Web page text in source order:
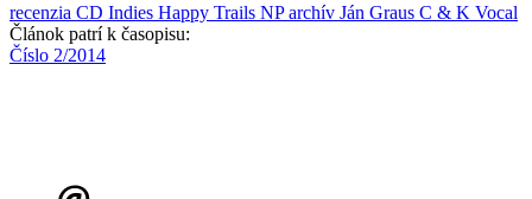
recenzia CD Indies Happy Trails NP archív Ján Graus C & K Vocal
Článok patrí k časopisu:
Číslo 2/2014